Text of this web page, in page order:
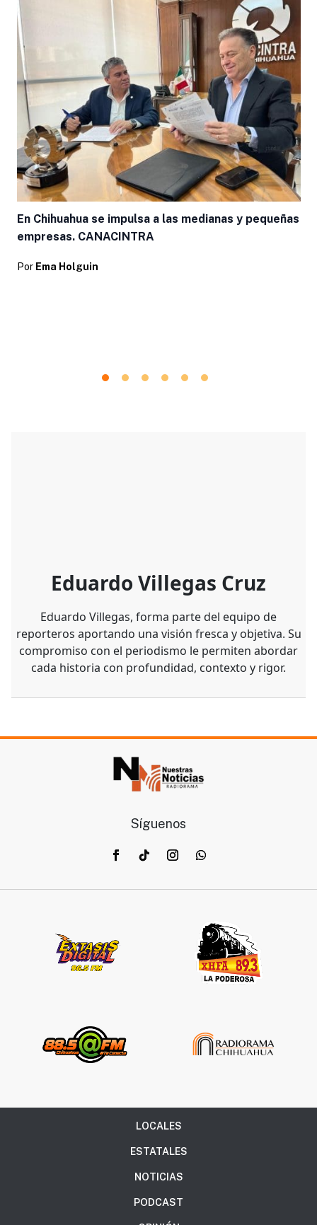
En Chihuahua se impulsa a las medianas y pequeñas
empresas. CANACINTRA
Por Ema Holguin
Eduardo Villegas Cruz
Eduardo Villegas, forma parte del equipo de
reporteros aportando una visión fresca y objetiva. Su
compromiso con el periodismo le permiten abordar
cada historia con profundidad, contexto y rigor.
Síguenos
LOCALES
ESTATALES
NOTICIAS
PODCAST